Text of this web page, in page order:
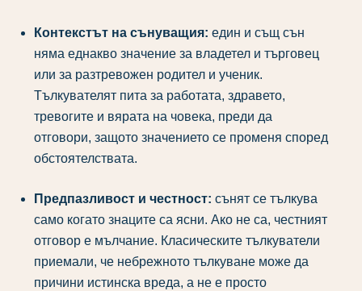
Контекстът на сънуващия: един и същ сън
няма еднакво значение за владетел и търговец
или за разтревожен родител и ученик.
Тълкувателят пита за работата, здравето,
тревогите и вярата на човека, преди да
отговори, защото значението се променя според
обстоятелствата.
Предпазливост и честност: сънят се тълкува
само когато знаците са ясни. Ако не са, честният
отговор е мълчание. Класическите тълкуватели
приемали, че небрежното тълкуване може да
причини истинска вреда, а не е просто